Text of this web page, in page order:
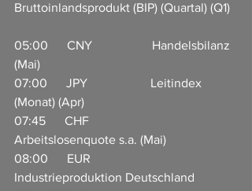
Bruttoinlandsprodukt (BIP) (Quartal) (Q1)
05:00      CNY                   Handelsbilanz
(Mai)
07:00      JPY                    Leitindex
(Monat) (Apr)
07:45      CHF
Arbeitslosenquote s.a. (Mai)
08:00      EUR
Industrieproduktion Deutschland